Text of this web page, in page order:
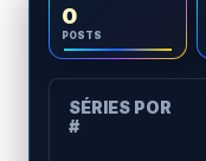
0
POSTS
SÉRIES POR
#